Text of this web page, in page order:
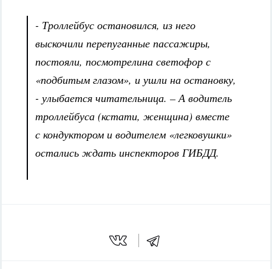
- Троллейбус остановился, из него
выскочили перепуганные пассажиры,
постояли, посмотрелина светофор с
«подбитым глазом», и ушли на остановку,
- улыбается читательница. – А водитель
троллейбуса (кстати, женщина) вместе
с кондуктором и водителем «легковушки»
остались ждать инспекторов ГИБДД.